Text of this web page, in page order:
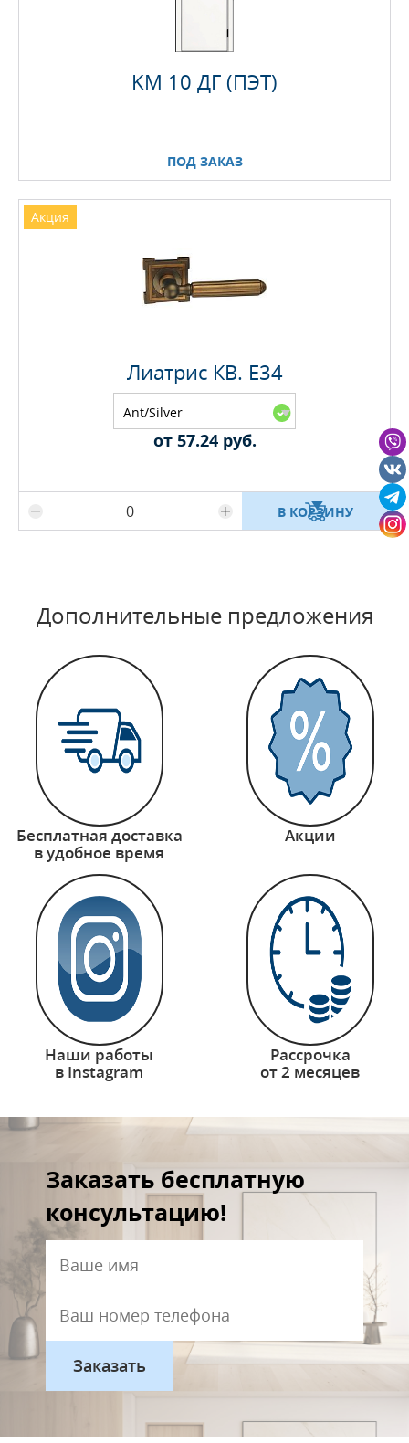
KM 10 ДГ (ПЭТ)
ПОД ЗАКАЗ
Акция
Лиатрис КВ. E34
Ant/Silver
В КОРЗИНУ
от 57.24 руб.
Дополнительные предложения
Бесплатная доставка
в удобное время
Акции
Наши работы
в Instagram
Рассрочка
от 2 месяцев
Заказать бесплатную
консультацию!